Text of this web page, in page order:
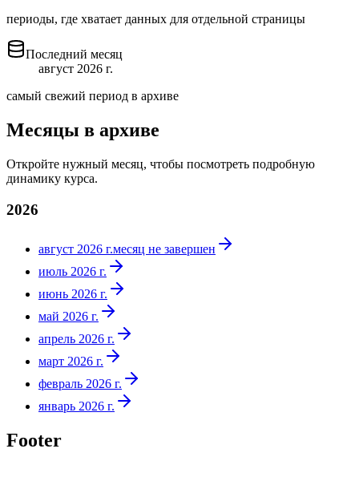
периоды, где хватает данных для отдельной страницы
Последний месяц
август 2026 г.
самый свежий период в архиве
Месяцы в архиве
Откройте нужный месяц, чтобы посмотреть подробную
динамику курса.
2026
август 2026 г.месяц не завершен
июль 2026 г.
июнь 2026 г.
май 2026 г.
апрель 2026 г.
март 2026 г.
февраль 2026 г.
январь 2026 г.
Footer